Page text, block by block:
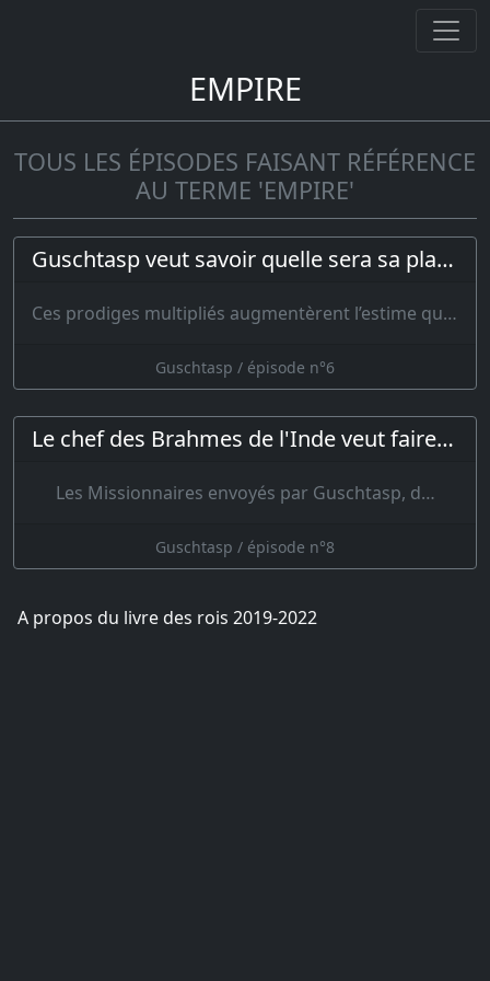
EMPIRE
TOUS LES ÉPISODES FAISANT RÉFÉRENCE
AU TERME 'EMPIRE'
Guschtasp veut savoir quelle sera sa place dans l'autre Monde
Ces prodiges multipliés augmentèrent l’estime que Guscht…
Guschtasp / épisode n°6
Le chef des Brahmes de l'Inde veut faire passer Zoroastre pour un imposteur
Les Missionnaires envoyés par Guschtasp, d…
Guschtasp / épisode n°8
A propos du livre des rois 2019-2022